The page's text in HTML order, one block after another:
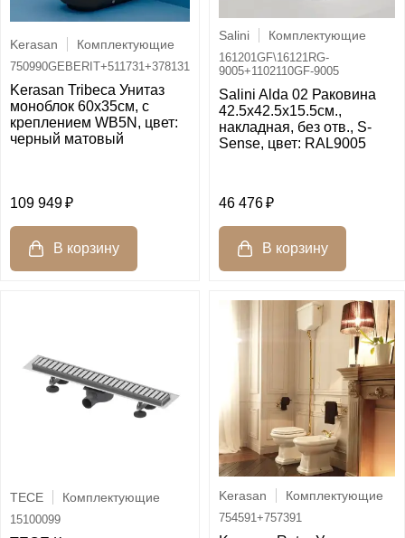
Kerasan Комплектующие
750990GEBERIT+511731+378131
Kerasan Tribeca Унитаз
моноблок 60х35см, c
креплением WB5N, цвет:
черный матовый
109 949
Salini Комплектующие
161201GF\16121RG-
9005+1102110GF-9005
Salini Alda 02 Раковина
42.5х42.5х15.5см.,
накладная, без отв., S-
Sense, цвет: RAL9005
46 476
TECE Комплектующие
15100099
Kerasan Комплектующие
754591+757391